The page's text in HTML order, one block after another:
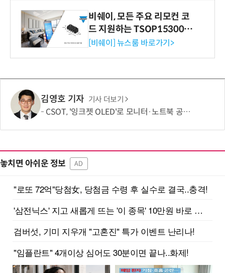
비쉐이, 모든 주요 리모컨 코
드 지원하는 TSOP15300 시
리즈 IR 수신기 출시
[비쉐이] 뉴스룸 바로가기>
김영호 기자 기사 더보기
CSOT, '잉크젯 OLED'로 모니터·노트북 공략 본격화…MSI 모니터 공개
놓치면 아쉬운 정보 AD